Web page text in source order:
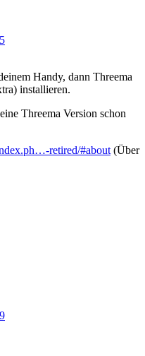
Handy, dann Threema
installieren.
Threema Version schon
retired/#about (Über